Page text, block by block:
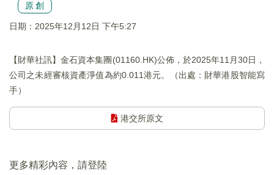
原創
日期：2025年12月12日 下午5:27
【財華社訊】金石資本集團(01160.HK)公佈，於2025年11月30日，
公司之未經審核資產淨值為約0.011港元。（出處：財華港股智能寫
手）
港交所原文
更多精彩內容，請登陸